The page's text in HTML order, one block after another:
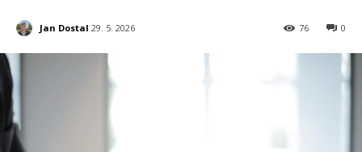
Jan Dostal 29. 5. 2026 0
76